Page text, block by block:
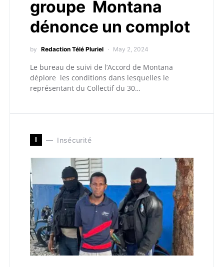
groupe Montana
dénonce un complot
by Redaction Télé Pluriel May 2, 2024
Le bureau de suivi de l’Accord de Montana
déplore les conditions dans lesquelles le
représentant du Collectif du 30…
I Insécurité